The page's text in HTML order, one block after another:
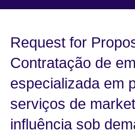
language
Request for
Contratação de
especializada em
serviços de
influência sob